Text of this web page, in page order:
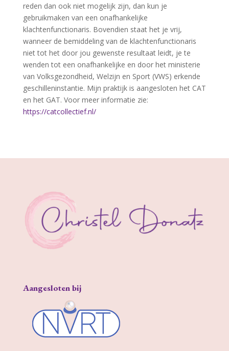
reden dan ook niet mogelijk zijn, dan kun je
gebruikmaken van een onafhankelijke
klachtenfunctionaris. Bovendien staat het je vrij,
wanneer de bemiddeling van de klachtenfunctionaris
niet tot het door jou gewenste resultaat leidt, je te
wenden tot een onafhankelijke en door het ministerie
van Volksgezondheid, Welzijn en Sport (VWS) erkende
geschilleninstantie. Mijn praktijk is aangesloten het CAT
en het GAT. Voor meer informatie zie:
https://catcollectief.nl/
Aangesloten bij